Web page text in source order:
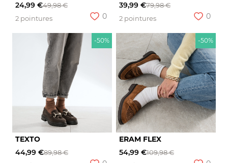
24,99 €49,98 €
2 pointures
0
39,99 €79,98 €
2 pointures
0
-50%
TEXTO
44,99 €89,98 €
-50%
ERAM FLEX
54,99 €109,98 €